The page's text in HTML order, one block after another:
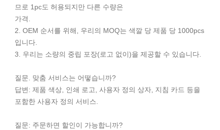
므로 1pc도 허용되지만 다른 수량은
가격.
2. OEM 순서를 위해, 우리의 MOQ는 색깔 당 제품 당 1000pcs
입니다.
3. 우리는 소량의 중립 포장(로고 없이)을 제공할 수 있습니다.
질문. 맞춤 서비스는 어떻습니까?
답변: 제품 색상, 인쇄 로고, 사용자 정의 상자, 지침 카드 등을
포함한 사용자 정의 서비스.
질문: 주문하면 할인이 가능합니까?